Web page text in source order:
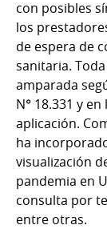
con posibles
los
de espera de
sanitaria.
amparada
N° 18.331 y
aplicación.
ha
visualización
pandemia en
consulta por
entre otras.